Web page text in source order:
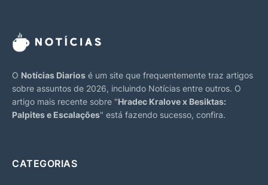
O Notícias Diarios é um site que frequentemente traz artigos
sobre assuntos de 2026, incluindo Notícias entre outros. O
artigo mais recente sobre "Hradec Kralove x Besiktas:
Palpites e Escalações" está fazendo sucesso, confira.
CATEGORIAS